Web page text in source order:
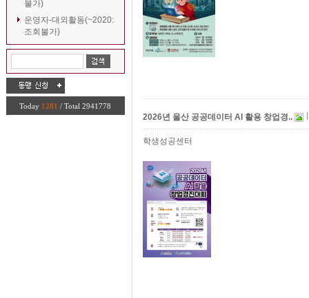
불가)
운영자-대외활동(~2020:
조회불가)
Today 1281 / Total 2941778
2026년 울산 공공데이터 AI 활용 창업경..
학생성공센터